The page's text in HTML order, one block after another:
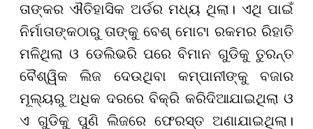
ତାଙ୍କର ଐତିହାସିକ ଅର୍ଡର ମଧ୍ୟ ଥିଲା। ଏଥି ପାଇଁ
ନିର୍ମାତାଙ୍କଠାରୁ ତାଙ୍କୁ ବେଶ୍ ମୋଟା ରକମର ରିହାତି
ମଳିଥିଲା ଓ ଡେଲିଭରି ପରେ ବିମାନ ଗୁଡିକୁ ତୁରନ୍ତ
ବୈଶ୍ୱିକ ଲିଜ ଦେଉଥିବା କମ୍ପାନୀଙ୍କୁ ବଜାର
ମୂଲ୍ୟରୁ ଅଧିକ ଦରରେ ବିକ୍ରି କରିଦିଆଯାଇଥିଲା ଓ
ଏ ଗୁଡିକୁ ପୁଣି ଲିଜରେ ଫେରସ୍ତ ଅଣାଯାଇଥିଲା।